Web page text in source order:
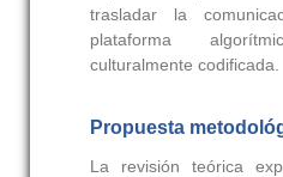
trasladar la
plataforma
culturalmente codificada.
Propuesta
La revisión teórica